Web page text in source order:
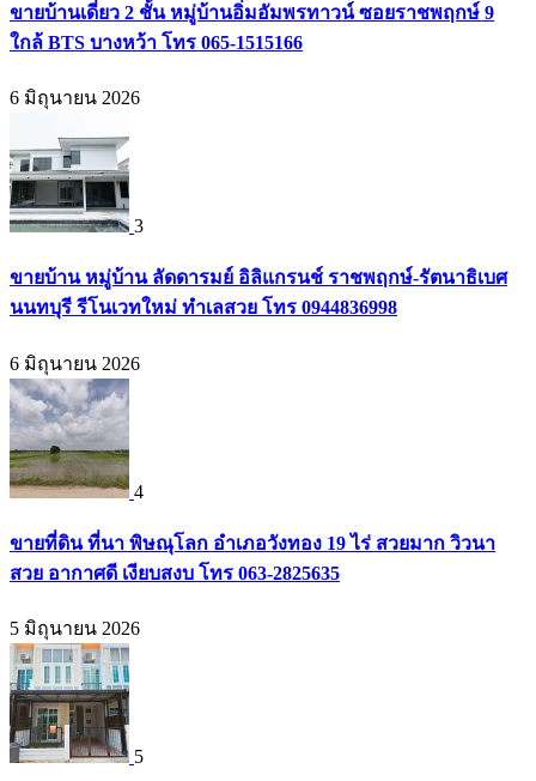
ขายบ้านเดี่ยว 2 ชั้น หมู่บ้านอิ่มอัมพรทาวน์ ซอยราชพฤกษ์ 9
ใกล้ BTS บางหว้า โทร 065-1515166
6 มิถุนายน 2026
3
ขายบ้าน หมู่บ้าน ลัดดารมย์ อิลิแกรนช์ ราชพฤกษ์-รัตนาธิเบศ
นนทบุรี รีโนเวทใหม่ ทำเลสวย โทร 0944836998
6 มิถุนายน 2026
4
ขายที่ดิน ที่นา พิษณุโลก อำเภอวังทอง 19 ไร่ สวยมาก วิวนา
สวย อากาศดี เงียบสงบ โทร 063-2825635
5 มิถุนายน 2026
5